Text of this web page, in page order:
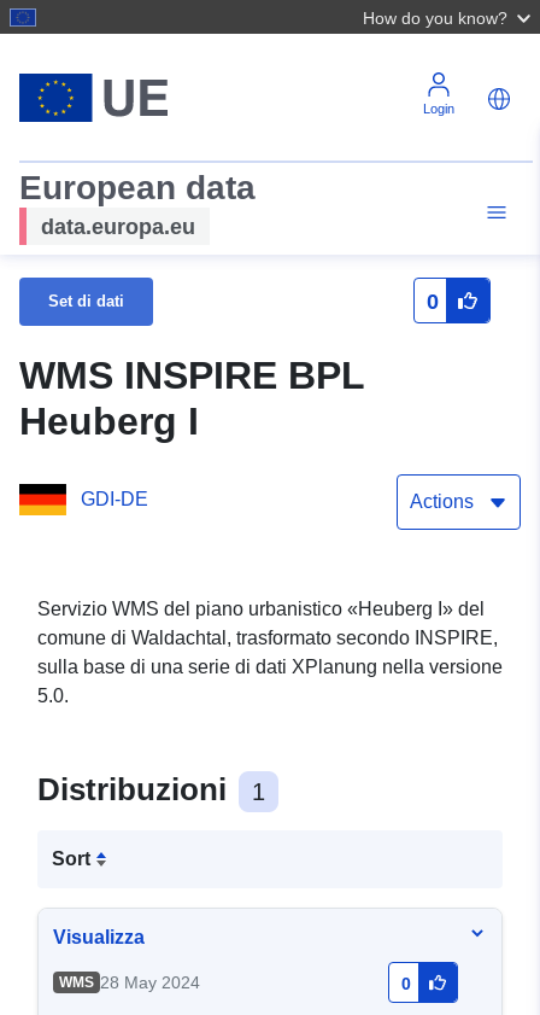
How do you know?
Login
European data
data.europa.eu
Set di dati 0
WMS INSPIRE BPL
Heuberg I
GDI-DE Actions
Servizio WMS del piano urbanistico «Heuberg I» del
comune di Waldachtal, trasformato secondo INSPIRE,
sulla base di una serie di dati XPlanung nella versione
5.0.
Distribuzioni 1
Sort
Visualizza
WMS 28 May 2024 0